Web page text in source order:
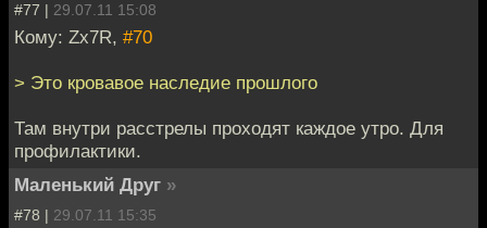
#77 | 29.07.11 15:08
Кому: Zx7R, #70
> Это кровавое наследие прошлого
Там внутри расстрелы проходят каждое утро. Для
профилактики.
Маленький Друг »
#78 | 29.07.11 15:35